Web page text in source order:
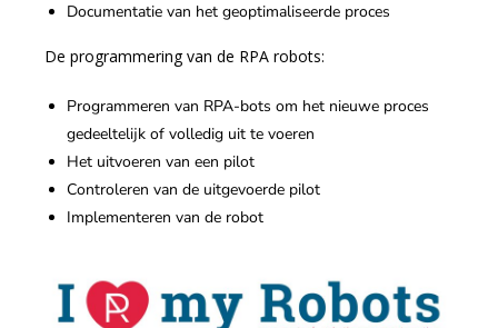
Documentatie van het geoptimaliseerde proces
De programmering van de RPA robots:
Programmeren van RPA-bots om het nieuwe proces
gedeeltelijk of volledig uit te voeren
Het uitvoeren van een pilot
Controleren van de uitgevoerde pilot
Implementeren van de robot